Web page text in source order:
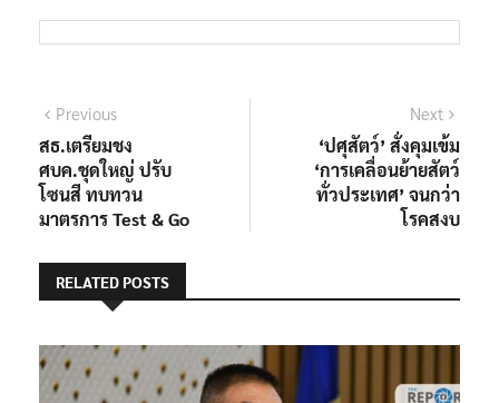
แนะแนว
เรื่อง
PreviousPrevious
post:
สธ.เตรียมชง
ศบค.ชุดใหญ่ ปรับ
โซนสี ทบทวน
มาตรการ Test & Go
Next
‘ปศุสัตว์’ สั่งคุมเข้ม
‘การเคลื่อนย้ายสัตว์
ทั่วประเทศ’ จนกว่า
โรคสงบ
RELATED POSTS